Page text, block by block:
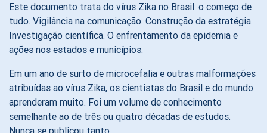
Este documento trata do vírus Zika no Brasil: o começo de
tudo. Vigilância na comunicação. Construção da estratégia.
Investigação científica. O enfrentamento da epidemia e
ações nos estados e municípios.
Em um ano de surto de microcefalia e outras malformações
atribuídas ao vírus Zika, os cientistas do Brasil e do mundo
aprenderam muito. Foi um volume de conhecimento
semelhante ao de três ou quatro décadas de estudos.
Nunca se publicou tanto.